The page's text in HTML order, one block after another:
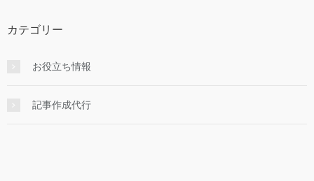
カテゴリー
お役立ち情報
記事作成代行